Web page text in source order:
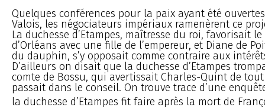
Quelques conférences pour la paix ayant été
Valois, les négociateurs impériaux ramenèrent ce
La duchesse d’Etampes, maîtresse du roi, favorisait
d’Orléans avec une fille de l’empereur, et Diane de
du dauphin, s’y opposait comme contraire aux
D’ailleurs on disait que la duchesse d’Etampes
comte de Bossu, qui avertissait Charles-Quint de
passait dans le conseil. On trouve trace d’une
la duchesse d’Etampes fit faire après la mort de